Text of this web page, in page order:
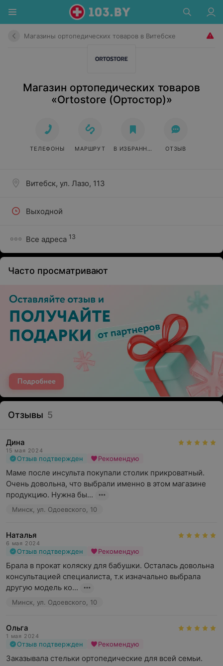
Магазины ортопедических товаров в Витебске
Магазин ортопедических товаров
«Ortostore (Ортостор)»
Витебск, ул. Лазо, 113
Выходной
Все адреса 13
ТЕЛЕФОНЫ МАРШРУТ В ИЗБРАННОЕ ОТЗЫВ
Часто просматривают
Отзывы 5
Дина
15 мая 2024
Отзыв подтвержден Рекомендую
Маме после инсульта покупали столик прикроватный.
Очень довольна, что выбрали именно в этом магазине
продукцию. Нужна бы...
Минск, ул. Одоевского, 10
Наталья
6 мая 2024
Отзыв подтвержден Рекомендую
Брала в прокат коляску для бабушки. Осталась довольна
консультацией специалиста, т.к изначально выбрала
другую модель ко...
Минск, ул. Одоевского, 10
Ольга
1 мая 2024
Отзыв подтвержден Рекомендую
Заказывала стельки ортопедические для всей семьи.